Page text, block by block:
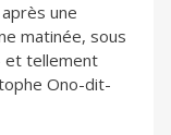
une
matinée, sous
et tellement
Ono-dit-